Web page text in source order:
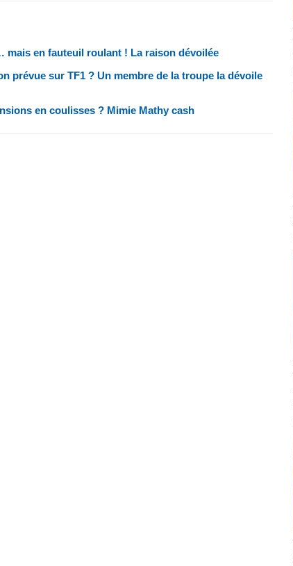
en fauteuil roulant ! La raison dévoilée
prévue sur TF1 ? Un membre de la troupe la dévoile
en coulisses ? Mimie Mathy cash